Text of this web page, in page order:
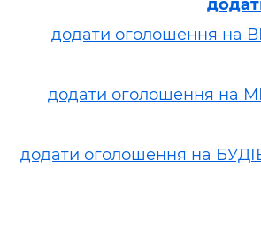
додати оголошення на
додати оголошення на
додати оголошення на